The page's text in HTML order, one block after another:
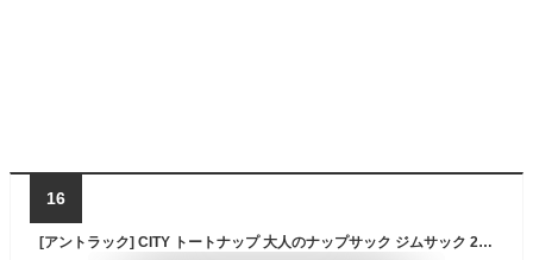
16
[アントラック] CITY トートナップ 大人のナップサック ジムサック 2way ベンタイル生地 防水 A4サイズ No.60031